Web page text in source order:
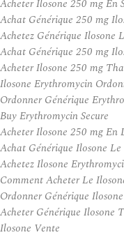
Acheter Ilosone 250 mg En
Achat Générique 250 mg
Achetez Générique Ilosone
Achat Générique 250 mg
Acheter Ilosone 250 mg
Ilosone Erythromycin
Ordonner Générique
Buy Erythromycin Secure
Acheter Ilosone 250 mg En
Achat Générique Ilosone
Achetez Ilosone
Comment Acheter Le
Ordonner Générique
Acheter Générique Ilosone
Ilosone Vente